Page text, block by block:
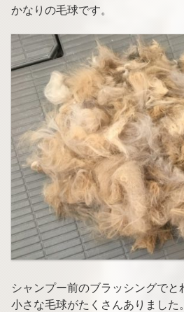
かなりの毛球です。
シャンプー前のブラッシングでと
小さな毛球がたくさんありました。